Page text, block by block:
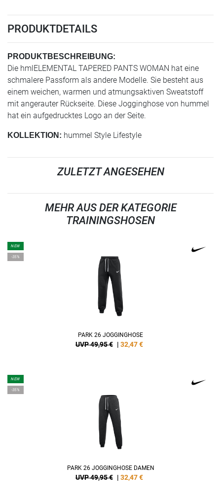
PRODUKTDETAILS
PRODUKTBESCHREIBUNG:
Die hmlELEMENTAL TAPERED PANTS WOMAN hat eine
schmalere Passform als andere Modelle. Sie besteht aus
einem weichen, warmen und atmungsaktiven Sweatstoff
mit angerauter Rückseite. Diese Jogginghose von hummel
hat ein aufgedrucktes Logo an der Seite.
KOLLEKTION: hummel Style Lifestyle
ZULETZT ANGESEHEN
MEHR AUS DER KATEGORIE
TRAININGSHOSEN
NEW
-35%
PARK 26 JOGGINGHOSE
UVP 49,95 € | 32,47€
NEW
-35%
PARK 26 JOGGINGHOSE DAMEN
UVP 49,95 € | 32,47€